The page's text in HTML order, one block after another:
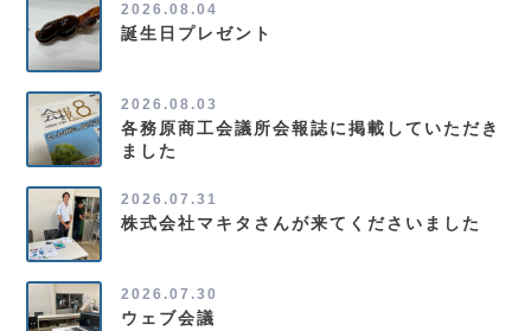
2026.08.04
誕生日プレゼント
2026.08.03
各務原商工会議所会報誌に掲載していただき
ました
2026.07.31
株式会社マキタさんが来てくださいました
2026.07.30
ウェブ会議